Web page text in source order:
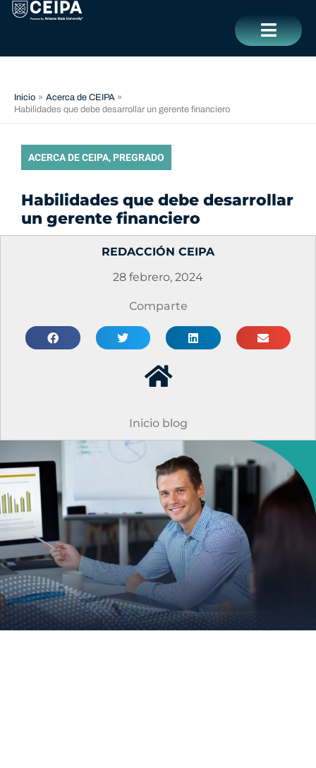
contenido
Inicio
Acerca de CEIPA
Habilidades que debe desarrollar un gerente financiero
ACERCA DE CEIPA, PREGRADO
Habilidades que debe desarrollar
un gerente financiero
REDACCIÓN CEIPA
28 febrero, 2024
Comparte
Inicio blog